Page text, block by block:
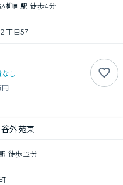
柳町駅 徒歩4分
丁目57
なし
円
外苑東
徒歩12分